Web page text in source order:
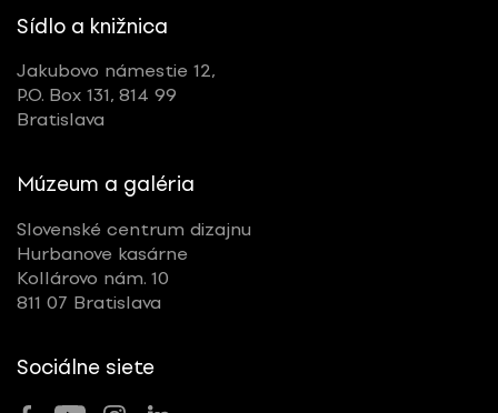
Sídlo a knižnica
Jakubovo námestie 12,
P.O. Box 131, 814 99
Bratislava
Múzeum a galéria
Slovenské centrum dizajnu
Hurbanove kasárne
Kollárovo nám. 10
811 07 Bratislava
Sociálne siete